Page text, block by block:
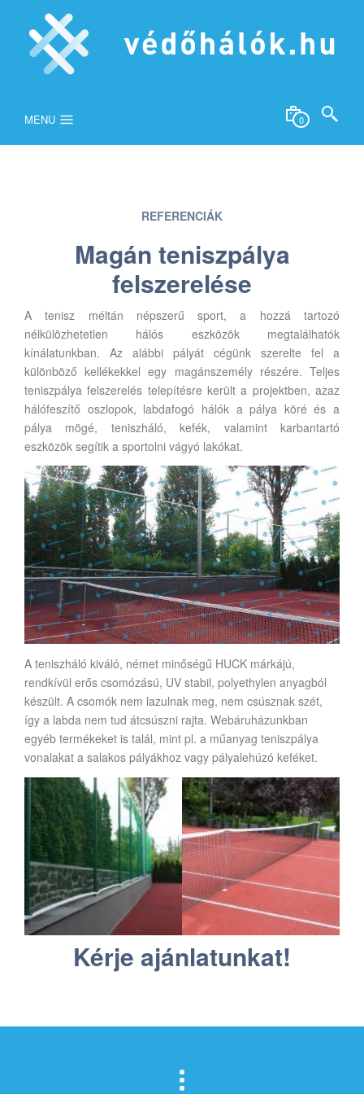
MENU 0
REFERENCIÁK
Magán teniszpálya
felszerelése
A tenisz méltán népszerű sport, a hozzá tartozó
nélkülözhetetlen hálós eszközök megtalálhatók
kínálatunkban. Az alábbi pályát cégünk szerelte fel a
különböző kellékekkel egy magánszemély részére. Teljes
teniszpálya felszerelés telepítésre került a projektben, azaz
hálófeszítő oszlopok, labdafogó hálók a pálya köré és a
pálya mögé, teniszháló, kefék, valamint karbantartó
eszközök segítik a sportolni vágyó lakókat.
A teniszháló kiváló, német minőségű HUCK márkájú,
rendkívül erős csomózású, UV stabil, polyethylen anyagból
készült. A csomók nem lazulnak meg, nem csúsznak szét,
így a labda nem tud átcsúszni rajta. Webáruházunkban
egyéb termékeket is talál, mint pl. a műanyag teniszpálya
vonalakat a salakos pályákhoz vagy pályalehúzó keféket.
Kérje ajánlatunkat!